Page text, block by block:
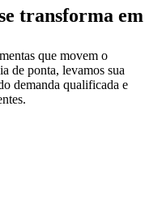
transforma em
que movem o
de ponta, levamos sua
demanda qualificada e